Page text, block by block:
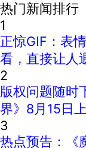
热门新闻排行
1
正惊GIF：表
看，直接让人
2
版权问题随时
界》8月15日
3
热点预告：《